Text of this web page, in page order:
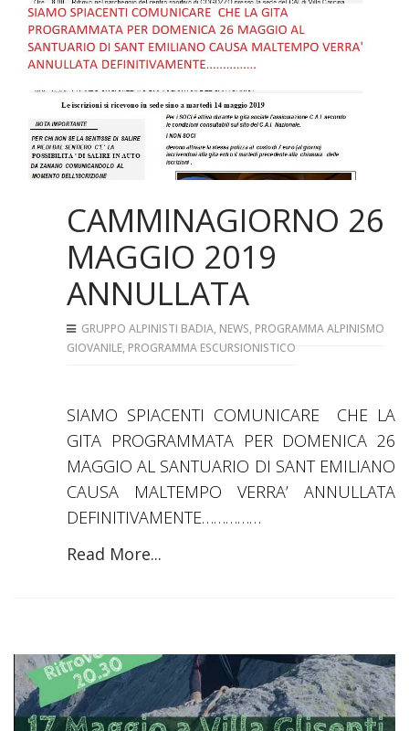
CAMMINAGIORNO 26
MAGGIO 2019
ANNULLATA
GRUPPO ALPINISTI BADIA, NEWS, PROGRAMMA ALPINISMO
GIOVANILE, PROGRAMMA ESCURSIONISTICO
SIAMO SPIACENTI COMUNICARE CHE LA
GITA PROGRAMMATA PER DOMENICA 26
MAGGIO AL SANTUARIO DI SANT EMILIANO
CAUSA MALTEMPO VERRA’ ANNULLATA
DEFINITIVAMENTE……………
Read More...